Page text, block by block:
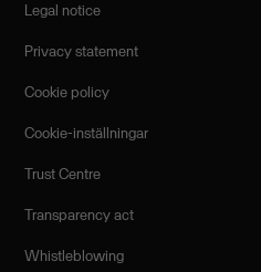
Legal notice
Privacy statement
Cookie policy
Cookie-inställningar
Trust Centre
Transparency act
Whistleblowing